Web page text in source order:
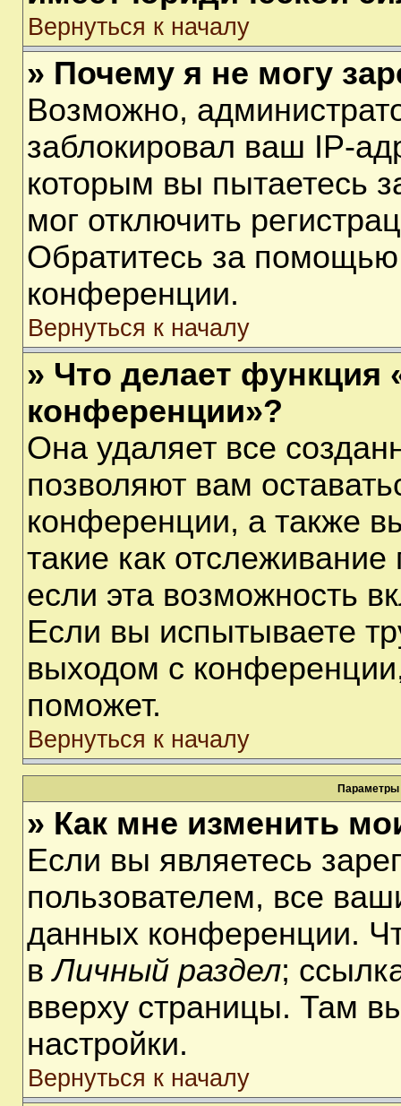
Вернуться к началу
» Почему я не могу
Возможно,
заблокировал ваш IP-
которым вы пытаетесь
мог отключить
Обратитесь за помощью
конференции.
Вернуться к началу
» Что делает функция
конференции»?
Она удаляет все
позволяют вам
конференции, а также
такие как
если эта возможность
Если вы испытываете
выходом с
поможет.
Вернуться к началу
Параметры
» Как мне изменить
Если вы являетесь
пользователем, все
данных конференции.
вЛичный раздел;
вверху страницы. Там
настройки.
Вернуться к началу